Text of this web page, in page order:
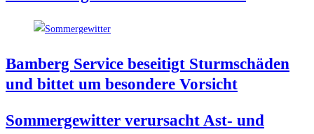
Bam­berg Ser­vice besei­tigt Sturm­schä­den
und bit­tet um beson­de­re Vorsicht
Som­mer­ge­wit­ter ver­ur­sacht Ast- und